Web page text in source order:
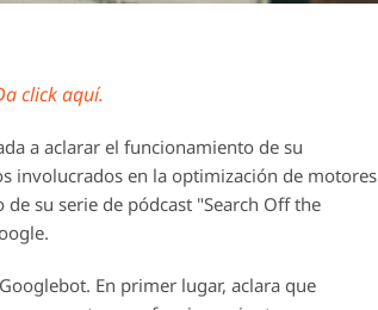
click aquí.
a aclarar el funcionamiento de su
involucrados en la optimización de motores
su serie de pódcast "Search Off the
En primer lugar, aclara que